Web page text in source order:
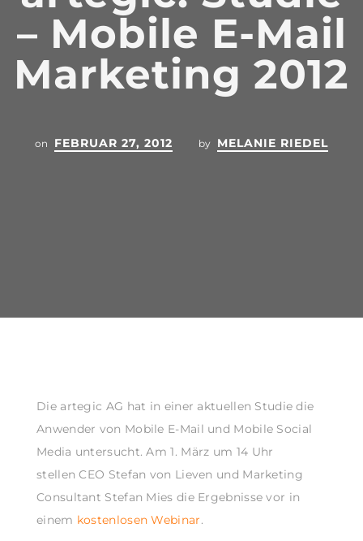
– Mobile E-Mail
Marketing 2012
on FEBRUAR 27, 2012 by MELANIE RIEDEL
Die artegic AG hat in einer aktuellen Studie die
Anwender von Mobile E-Mail und Mobile Social
Media untersucht. Am 1. März um 14 Uhr
stellen CEO Stefan von Lieven und Marketing
Consultant Stefan Mies die Ergebnisse vor in
einem kostenlosen Webinar.